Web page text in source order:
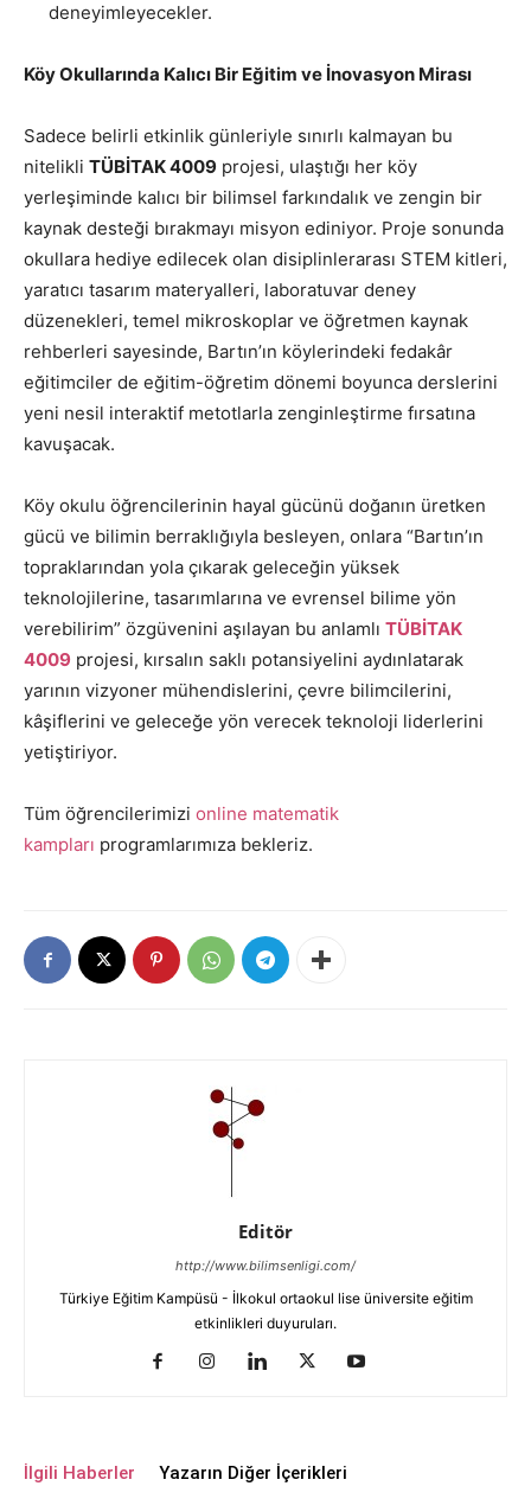
deneyimleyecekler.
Köy Okullarında Kalıcı Bir Eğitim ve İnovasyon Mirası
Sadece belirli etkinlik günleriyle sınırlı kalmayan bu
nitelikli TÜBİTAK 4009 projesi, ulaştığı her köy
yerleşiminde kalıcı bir bilimsel farkındalık ve zengin bir
kaynak desteği bırakmayı misyon ediniyor. Proje sonunda
okullara hediye edilecek olan disiplinlerarası STEM kitleri,
yaratıcı tasarım materyalleri, laboratuvar deney
düzenekleri, temel mikroskoplar ve öğretmen kaynak
rehberleri sayesinde, Bartın’ın köylerindeki fedakâr
eğitimciler de eğitim-öğretim dönemi boyunca derslerini
yeni nesil interaktif metotlarla zenginleştirme fırsatına
kavuşacak.
Köy okulu öğrencilerinin hayal gücünü doğanın üretken
gücü ve bilimin berraklığıyla besleyen, onlara “Bartın’ın
topraklarından yola çıkarak geleceğin yüksek
teknolojilerine, tasarımlarına ve evrensel bilime yön
verebilirim” özgüvenini aşılayan bu anlamlı TÜBİTAK
4009 projesi, kırsalın saklı potansiyelini aydınlatarak
yarının vizyoner mühendislerini, çevre bilimcilerini,
kâşiflerini ve geleceğe yön verecek teknoloji liderlerini
yetiştiriyor.
Tüm öğrencilerimizi online matematik
kampları programlarımıza bekleriz.
Editör
http://www.bilimsenligi.com/
Türkiye Eğitim Kampüsü - İlkokul ortaokul lise üniversite eğitim
etkinlikleri duyuruları.
İlgili Haberler Yazarın Diğer İçerikleri